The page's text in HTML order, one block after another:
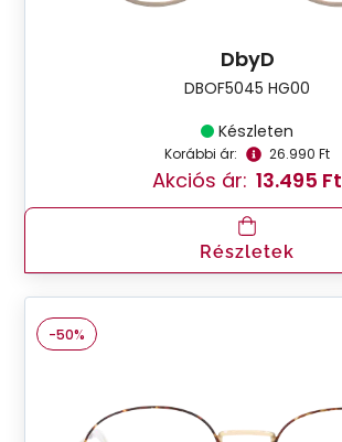
DbyD
DBOF5045 HG00
Készleten
Korábbi ár: 26.990 Ft
Akciós ár: 13.495 Ft
Részletek
-50%